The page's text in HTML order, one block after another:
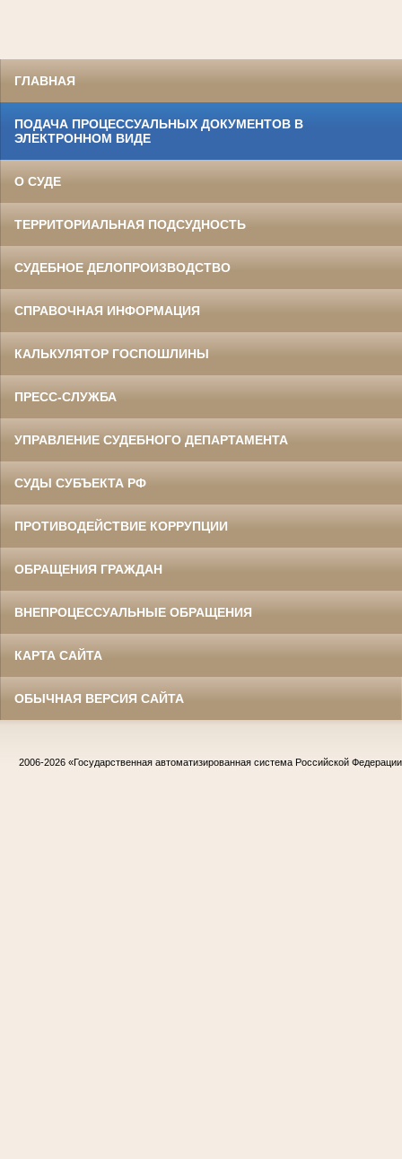
ГЛАВНАЯ
ПОДАЧА ПРОЦЕССУАЛЬНЫХ ДОКУМЕНТОВ В
ЭЛЕКТРОННОМ ВИДЕ
О СУДЕ
ТЕРРИТОРИАЛЬНАЯ ПОДСУДНОСТЬ
СУДЕБНОЕ ДЕЛОПРОИЗВОДСТВО
СПРАВОЧНАЯ ИНФОРМАЦИЯ
КАЛЬКУЛЯТОР ГОСПОШЛИНЫ
ПРЕСС-СЛУЖБА
УПРАВЛЕНИЕ СУДЕБНОГО ДЕПАРТАМЕНТА
СУДЫ СУБЪЕКТА РФ
ПРОТИВОДЕЙСТВИЕ КОРРУПЦИИ
ОБРАЩЕНИЯ ГРАЖДАН
ВНЕПРОЦЕССУАЛЬНЫЕ ОБРАЩЕНИЯ
КАРТА САЙТА
ОБЫЧНАЯ ВЕРСИЯ САЙТА
2006-2026 «Государственная автоматизированная система Российской